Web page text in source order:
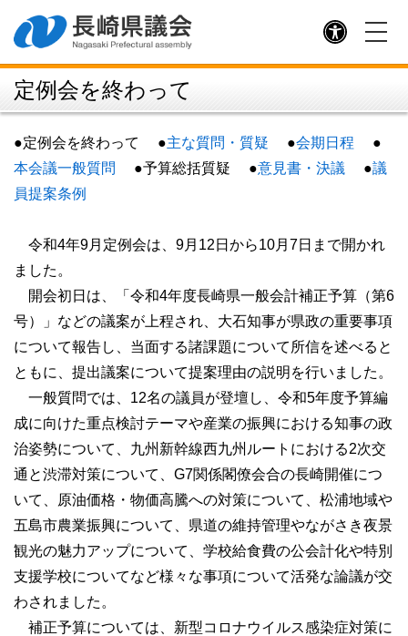
県議会条例・規則
議長・副議長
議長記者会見
副議長あいさつ
議長交際費
県議会の構成
議員名簿（５０音順）
会派別議員名簿
選挙区分MAP
委員会名簿
県議会からのお知らせ
傍聴のご案内
請願と陳情の手続
行政視察の受入れ
定例会を終わって
●定例会を終わって ●主な質問・質疑 ●会期日程 ●
本会議一般質問
●予算総括質疑 ●意見書・決議 ●議
員提案条例
令和4年9月定例会は、9月12日から10月7日まで開かれ
ました。
開会初日は、「令和4年度長崎県一般会計補正予算（第6
号）」などの議案が上程され、大石知事が県政の重要事項
について報告し、当面する諸課題について所信を述べると
ともに、提出議案について提案理由の説明を行いました。
一般質問では、12名の議員が登壇し、令和5年度予算編
成に向けた重点検討テーマや産業の振興における知事の政
治姿勢について、九州新幹線西九州ルートにおける2次交
通と渋滞対策について、G7関係閣僚会合の長崎開催につ
いて、原油価格・物価高騰への対策について、松浦地域や
五島市農業振興について、県道の維持管理やながさき夜景
観光の魅力アップについて、学校給食費の公会計化や特別
支援学校についてなど様々な事項について活発な論議が交
わされました。
補正予算については、新型コロナウイルス感染症対策に